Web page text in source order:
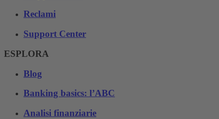
Reclami
Support Center
ESPLORA
Blog
Banking basics: l’ABC
Analisi finanziarie